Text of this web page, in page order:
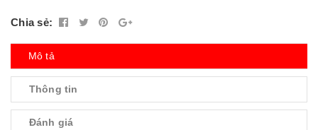
Chia sẻ:
Mô tả
Thông tin
Đánh giá